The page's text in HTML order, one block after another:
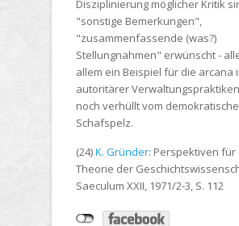
Disziplinierung möglicher Kritik
"sonstige Bemerkungen",
"zusammenfassende (was?)
Stellungnahmen" erwünscht -
allem ein Beispiel für die arcana
autoritärer
noch verhüllt vom
Schafspelz.
(24)K. Gründer: Perspektiven für
Theorie der
Saeculum XXII, 1971/2-3, S. 112